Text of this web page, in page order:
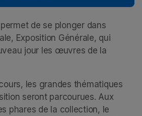
de se plonger dans
Exposition Générale, qui
jour les œuvres de la
les grandes thématiques
seront parcourues. Aux
phares de la collection, le